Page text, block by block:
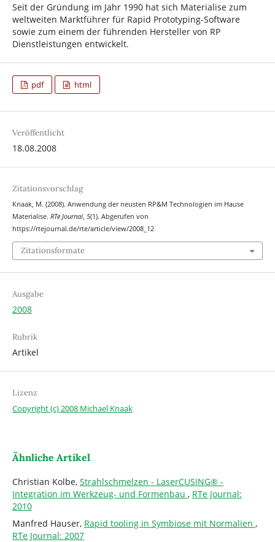
Seit der Gründung im Jahr 1990 hat sich Materialise zum
weltweiten Marktführer für Rapid Prototyping-Software
sowie zum einem der führenden Hersteller von RP
Dienstleistungen entwickelt.
pdf html
Veröffentlicht
18.08.2008
Zitationsvorschlag
Knaak, M. (2008). Anwendung der neusten RP&M Technologien im Hause
Materialise. RTe Journal, 5(1). Abgerufen von
https://rtejournal.de/rte/article/view/2008_12
Zitationsformate
Ausgabe
2008
Rubrik
Artikel
Lizenz
Copyright (c) 2008 Michael Knaak
Ähnliche Artikel
Christian Kolbe, Strahlschmelzen - LaserCUSING® -
Integration im Werkzeug- und Formenbau , RTe Journal:
2010
Manfred Hauser, Rapid tooling in Symbiose mit Normalien ,
RTe Journal: 2007